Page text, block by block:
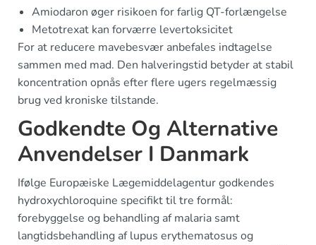
Amiodaron øger risikoen for farlig QT-forlængelse
Metotrexat kan forværre levertoksicitet
For at reducere mavebesvær anbefales indtagelse
sammen med mad. Den halveringstid betyder at stabil
koncentration opnås efter flere ugers regelmæssig
brug ved kroniske tilstande.
Godkendte Og Alternative
Anvendelser I Danmark
Ifølge Europæiske Lægemiddelagentur godkendes
hydroxychloroquine specifikt til tre formål:
forebyggelse og behandling af malaria samt
langtidsbehandling af lupus erythematosus og